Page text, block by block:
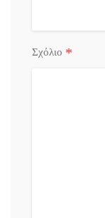
Σχόλιο *